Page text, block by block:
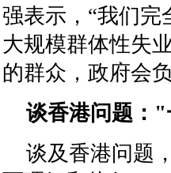
强表示，“我们
大规模群体性失
的群众，政府会
谈香港问题：
谈及香港问题